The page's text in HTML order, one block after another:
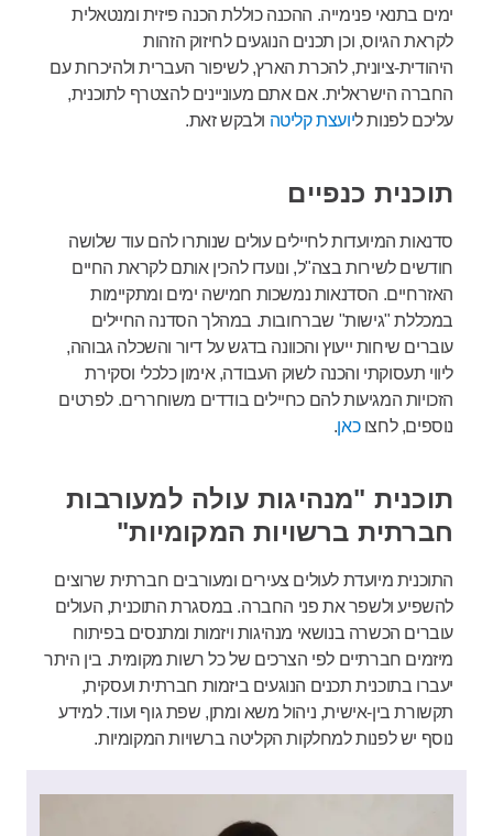
ימים בתנאי פנימייה. ההכנה כוללת הכנה פיזית ומנטאלית
לקראת הגיוס, וכן תכנים הנוגעים לחיזוק הזהות
היהודית-ציונית, להכרת הארץ, לשיפור העברית ולהיכרות עם
החברה הישראלית. אם אתם מעוניינים להצטרף לתוכנית,
עליכם לפנות ליועצת קליטה ולבקש זאת.
תוכנית כנפיים
סדנאות המיועדות לחיילים עולים שנותרו להם עוד שלושה
חודשים לשירות בצה"ל, ונועדו להכין אותם לקראת החיים
האזרחיים. הסדנאות נמשכות חמישה ימים ומתקיימות
במכללת "גישות" שברחובות. במהלך הסדנה החיילים
עוברים שיחות ייעוץ והכוונה בדגש על דיור והשכלה גבוהה,
ליווי תעסוקתי והכנה לשוק העבודה, אימון כלכלי וסקירת
הזכויות המגיעות להם כחיילים בודדים משוחררים. לפרטים
נוספים, לחצוכאן.
תוכנית "מנהיגות עולה למעורבות
חברתית ברשויות המקומיות"
התוכנית מיועדת לעולים צעירים ומעורבים חברתית שרוצים
להשפיע ולשפר את פני החברה. במסגרת התוכנית, העולים
עוברים הכשרה בנושאי מנהיגות ויזמות ומתנסים בפיתוח
מיזמים חברתיים לפי הצרכים של כל רשות מקומית. בין היתר
יעברו בתוכנית תכנים הנוגעים ביזמות חברתית ועסקית,
תקשורת בין-אישית, ניהול משא ומתן, שפת גוף ועוד. למידע
נוסף יש לפנות למחלקות הקליטה ברשויות המקומיות.